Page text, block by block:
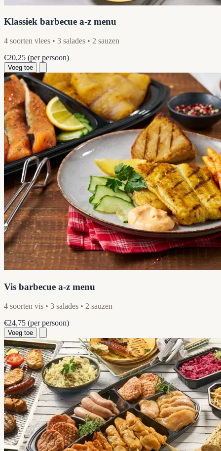
Klassiek barbecue a-z menu
4 soorten vlees • 3 salades • 2 sauzen
€20,25 (per persoon)
Voeg toe
Vis barbecue a-z menu
4 soorten vis • 3 salades • 2 sauzen
€24,75 (per persoon)
Voeg toe